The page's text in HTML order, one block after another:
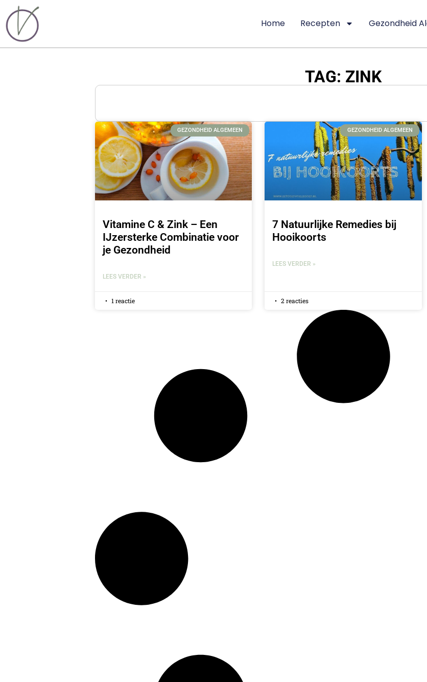
Home Recepten Gezondheid
TAG: ZINK
GEZONDHEID ALGEMEEN
Vitamine C & Zink – Een
IJzersterke Combinatie voor
je Gezondheid
LEES VERDER »
1 reactie
GEZONDHEID ALGEMEEN
7 Natuurlijke Remedies bij
Hooikoorts
LEES VERDER »
2 reacties